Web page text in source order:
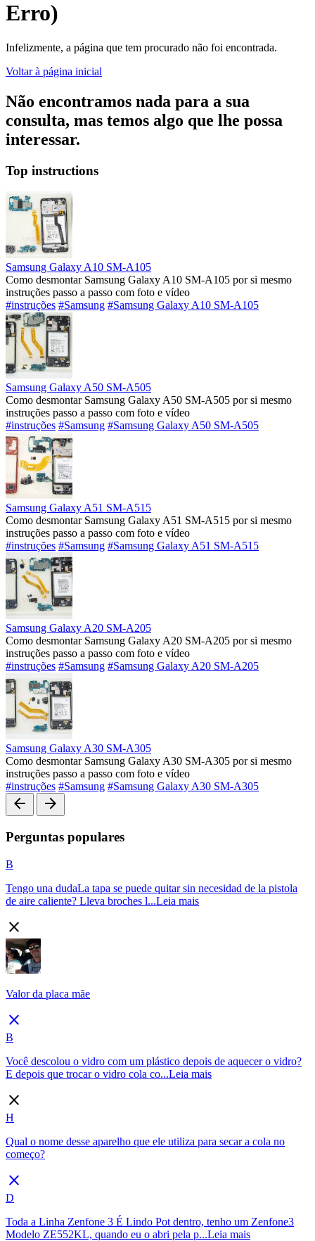
Erro)
Infelizmente, a página que tem procurado não foi encontrada.
Voltar à página inicial
Não encontramos nada para a sua
consulta, mas temos algo que lhe possa
interessar.
Top instructions
Samsung Galaxy A10 SM-A105
Como desmontar Samsung Galaxy A10 SM-A105 por si mesmo
instruções passo a passo com foto e vídeo
#instruções #Samsung #Samsung Galaxy A10 SM-A105
Samsung Galaxy A50 SM-A505
Como desmontar Samsung Galaxy A50 SM-A505 por si mesmo
instruções passo a passo com foto e vídeo
#instruções #Samsung #Samsung Galaxy A50 SM-A505
Samsung Galaxy A51 SM-A515
Como desmontar Samsung Galaxy A51 SM-A515 por si mesmo
instruções passo a passo com foto e vídeo
#instruções #Samsung #Samsung Galaxy A51 SM-A515
Samsung Galaxy A20 SM-A205
Como desmontar Samsung Galaxy A20 SM-A205 por si mesmo
instruções passo a passo com foto e vídeo
#instruções #Samsung #Samsung Galaxy A20 SM-A205
Samsung Galaxy A30 SM-A305
Como desmontar Samsung Galaxy A30 SM-A305 por si mesmo
instruções passo a passo com foto e vídeo
#instruções #Samsung #Samsung Galaxy A30 SM-A305
arrow_back arrow_forward
Perguntas populares
B
Tengo una dudaLa tapa se puede quitar sin necesidad de la pistola
de aire caliente? Lleva broches l...Leia mais
close
Valor da placa mãe
close
B
Você descolou o vidro com um plástico depois de aquecer o vidro?
E depois que trocar o vidro cola co...Leia mais
close
H
Qual o nome desse aparelho que ele utiliza para secar a cola no
começo?
close
D
Toda a Linha Zenfone 3 É Lindo Pot dentro, tenho um Zenfone3
Modelo ZE552KL, quando eu o abri pela p...Leia mais